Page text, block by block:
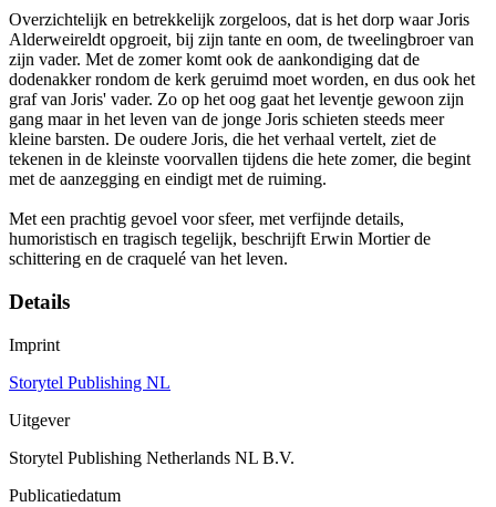
Overzichtelijk en betrekkelijk zorgeloos, dat is het dorp waar Joris
Alderweireldt opgroeit, bij zijn tante en oom, de tweelingbroer van
zijn vader. Met de zomer komt ook de aankondiging dat de
dodenakker rondom de kerk geruimd moet worden, en dus ook het
graf van Joris' vader. Zo op het oog gaat het leventje gewoon zijn
gang maar in het leven van de jonge Joris schieten steeds meer
kleine barsten. De oudere Joris, die het verhaal vertelt, ziet de
tekenen in de kleinste voorvallen tijdens die hete zomer, die begint
met de aanzegging en eindigt met de ruiming.
Met een prachtig gevoel voor sfeer, met verfijnde details,
humoristisch en tragisch tegelijk, beschrijft Erwin Mortier de
schittering en de craquelé van het leven.
Details
Imprint
Storytel Publishing NL
Uitgever
Storytel Publishing Netherlands NL B.V.
Publicatiedatum